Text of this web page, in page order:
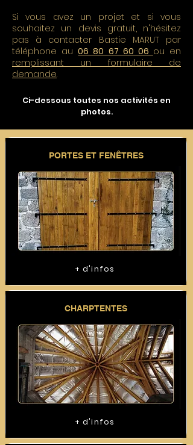
Si vous avez un projet et si vous
souhaitez un devis gratuit, n'hésitez
pas à contacter Bastie MARUT par
téléphone au06 80 67 60 06 ou en
remplissant un formulaire de
demande.
Ci-dessous toutes nos activités en
photos.
PORTES ET FENÊTRES
+ d'infos
CHARPTENTES
+ d'infos